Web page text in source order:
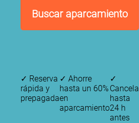
Buscar aparcamiento
✓ Reserva
rápida y
prepagada
✓ Ahorre
hasta un 60%
en
aparcamiento
✓
Cancela
hasta
24 h
antes